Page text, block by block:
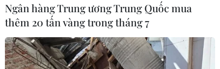
Ngân hàng Trung ương Trung Quốc mua
thêm 20 tấn vàng trong tháng 7